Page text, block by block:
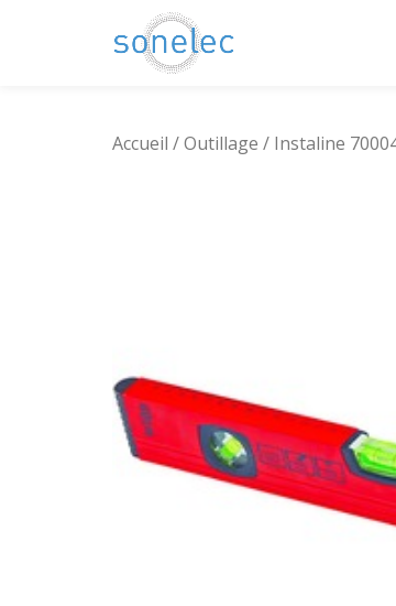
Accueil /Outillage / Instaline